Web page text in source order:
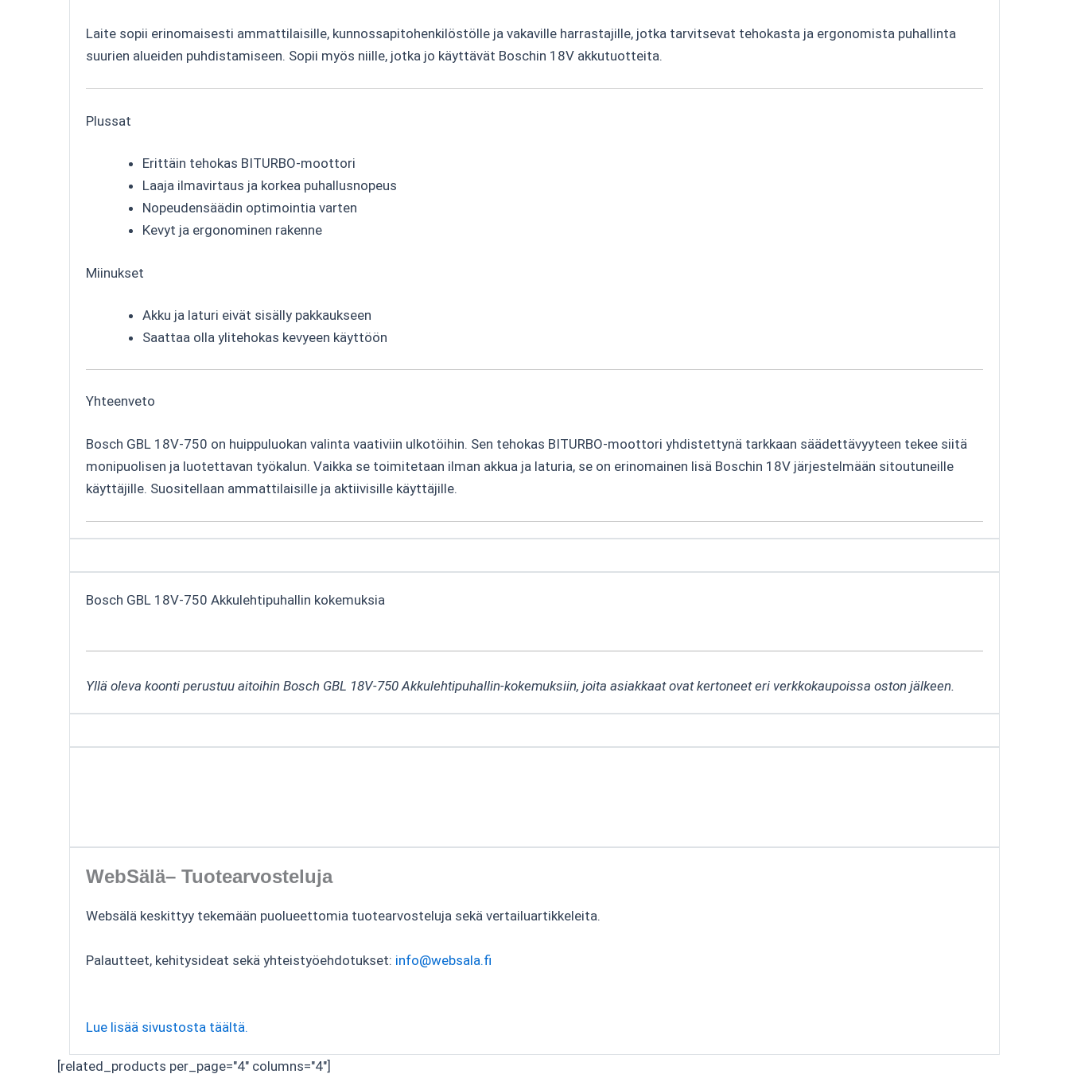
Laite sopii erinomaisesti ammattilaisille, kunnossapitohenkilöstölle ja vakaville harrastajille, jotka tarvitsevat tehokasta ja ergonomista puhallinta
suurien alueiden puhdistamiseen. Sopii myös niille, jotka jo käyttävät Boschin 18V akkutuotteita.
Plussat
Erittäin tehokas BITURBO-moottori
Laaja ilmavirtaus ja korkea puhallusnopeus
Nopeudensäädin optimointia varten
Kevyt ja ergonominen rakenne
Miinukset
Akku ja laturi eivät sisälly pakkaukseen
Saattaa olla ylitehokas kevyeen käyttöön
Yhteenveto
Bosch GBL 18V-750 on huippuluokan valinta vaativiin ulkotöihin. Sen tehokas BITURBO-moottori yhdistettynä tarkkaan säädettävyyteen tekee siitä
monipuolisen ja luotettavan työkalun. Vaikka se toimitetaan ilman akkua ja laturia, se on erinomainen lisä Boschin 18V järjestelmään sitoutuneille
käyttäjille. Suositellaan ammattilaisille ja aktiivisille käyttäjille.
Bosch GBL 18V-750 Akkulehtipuhallin kokemuksia
Yllä oleva koonti perustuu aitoihin Bosch GBL 18V-750 Akkulehtipuhallin-kokemuksiin, joita asiakkaat ovat kertoneet eri verkkokaupoissa oston jälkeen.
WebSälä– Tuotearvosteluja
Websälä keskittyy tekemään puolueettomia tuotearvosteluja sekä vertailuartikkeleita.
Palautteet, kehitysideat sekä yhteistyöehdotukset: info@websala.fi
Lue lisää sivustosta täältä.
[related_products per_page="4" columns="4"]